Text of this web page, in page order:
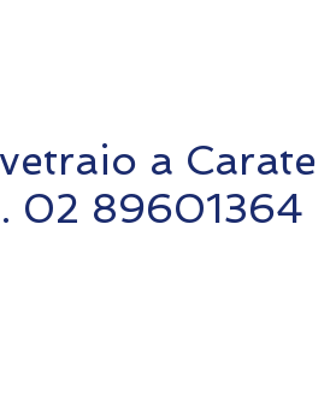
a Carate
02 89601364